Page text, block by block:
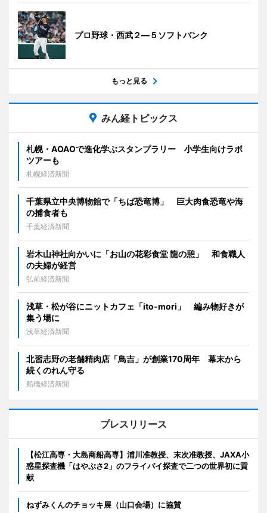
プロ野球・西武２―５ソフトバンク
もっと見る
みん経トピックス
札幌・AOAOで進化学ぶスタンプラリー 小学生向けラボ
ツアーも
札幌経済新聞
千葉県立中央博物館で「ちば恐竜博」 巨大肉食恐竜や海
の捕食者も
千葉経済新聞
岩木山神社向かいに「お山の花彩食堂 龍の憩」 和食職人
の夫婦が経営
弘前経済新聞
浅草・松が谷にニットカフェ「ito-mori」 編み物好きが
集う場に
浅草経済新聞
北習志野の老舗精肉店「鳥吉」が創業170周年 幕末から
続くのれん守る
船橋経済新聞
プレスリリース
【松江高専・大島商船高専】浦川准教授、末次准教授、JAXA小
惑星探査機「はやぶさ2」のフライバイ探査で二つの世界初に貢
献
ねずみくんのチョッキ展（山口会場）に協賛